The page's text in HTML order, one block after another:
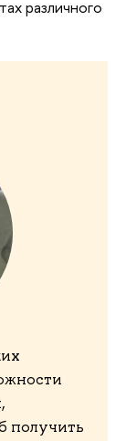
различного
получить